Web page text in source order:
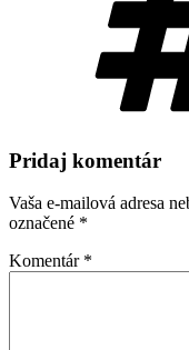
Pridaj komentár
Vaša e-mailová adresa
označené *
Komentár *